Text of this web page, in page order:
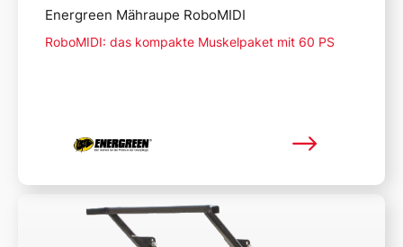
Energreen Mähraupe RoboMIDI
RoboMIDI: das kompakte Muskelpaket mit 60 PS